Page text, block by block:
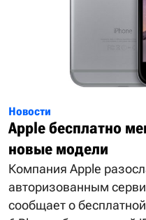
Новости
Apple бесплатно
новые модели
Компания Apple
авторизованным
сообщает о